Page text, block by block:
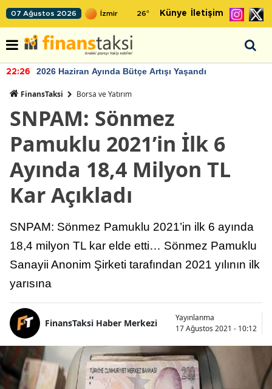
07 Ağustos 2026 26° Künye İletişim
22:26 2026 Haziran Ayında Bütçe Artışı Yaşandı
FinansTaksi Borsa ve Yatırım
SNPAM: Sönmez
Pamuklu 2021’in İlk 6
Ayında 18,4 Milyon TL
Kar Açıkladı
SNPAM: Sönmez Pamuklu 2021’in ilk 6 ayında
18,4 milyon TL kar elde etti… Sönmez Pamuklu
Sanayii Anonim Şirketi tarafından 2021 yılının ilk
yarısına
FinansTaksi Haber Merkezi
Yayınlanma
17 Ağustos 2021 - 10:12